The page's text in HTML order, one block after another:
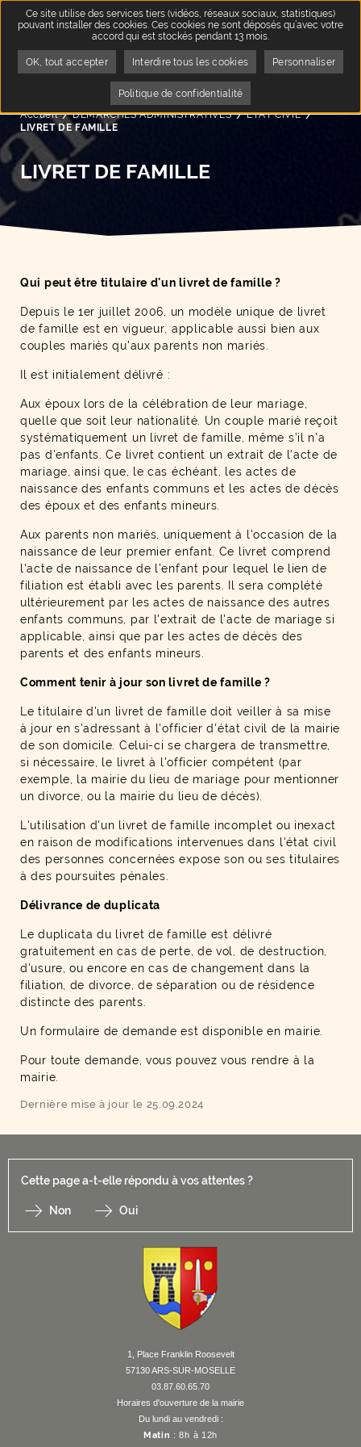
Accueil DÉMARCHES ADMINISTRATIVES ETAT CIVIL
Page
LIVRET DE FAMILLE
LIVRET DE FAMILLE
Qui peut être titulaire d'un livret de famille ?
Depuis le 1er juillet 2006, un modèle unique de livret
de famille est en vigueur, applicable aussi bien aux
couples mariés qu'aux parents non mariés.
Il est initialement délivré :
Aux époux lors de la célébration de leur mariage,
quelle que soit leur nationalité. Un couple marié reçoit
systématiquement un livret de famille, même s'il n'a
pas d'enfants. Ce livret contient un extrait de l'acte de
mariage, ainsi que, le cas échéant, les actes de
naissance des enfants communs et les actes de décès
des époux et des enfants mineurs.
Aux parents non mariés, uniquement à l'occasion de la
naissance de leur premier enfant. Ce livret comprend
l'acte de naissance de l'enfant pour lequel le lien de
filiation est établi avec les parents. Il sera complété
ultérieurement par les actes de naissance des autres
enfants communs, par l'extrait de l'acte de mariage si
applicable, ainsi que par les actes de décès des
parents et des enfants mineurs.
Comment tenir à jour son livret de famille ?
Le titulaire d'un livret de famille doit veiller à sa mise
à jour en s'adressant à l'officier d'état civil de la mairie
de son domicile. Celui-ci se chargera de transmettre,
si nécessaire, le livret à l'officier compétent (par
exemple, la mairie du lieu de mariage pour mentionner
un divorce, ou la mairie du lieu de décès).
L'utilisation d'un livret de famille incomplet ou inexact
en raison de modifications intervenues dans l'état civil
des personnes concernées expose son ou ses titulaires
à des poursuites pénales.
Délivrance de duplicata
Le duplicata du livret de famille est délivré
gratuitement en cas de perte, de vol, de destruction,
d'usure, ou encore en cas de changement dans la
filiation, de divorce, de séparation ou de résidence
distincte des parents.
Un formulaire de demande est disponible en mairie.
Pour toute demande, vous pouvez vous rendre à la
mairie.
Dernière mise à jour le 25.09.2024
Cette page a-t-elle répondu à vos attentes ?
Non Oui
1, Place Franklin Roosevelt
57130 ARS-SUR-MOSELLE
03.87.60.65.70
Horaires d'ouverture de la mairie
Du lundi au vendredi :
Matin : 8h à 12h
Ce site utilise des services tiers (vidéos, réseaux sociaux, statistiques)
pouvant installer des cookies. Ces cookies ne sont déposés qu’avec votre
accord qui est stockés pendant 13 mois.
OK, tout accepter Interdire tous les cookies Personnaliser
Politique de confidentialité